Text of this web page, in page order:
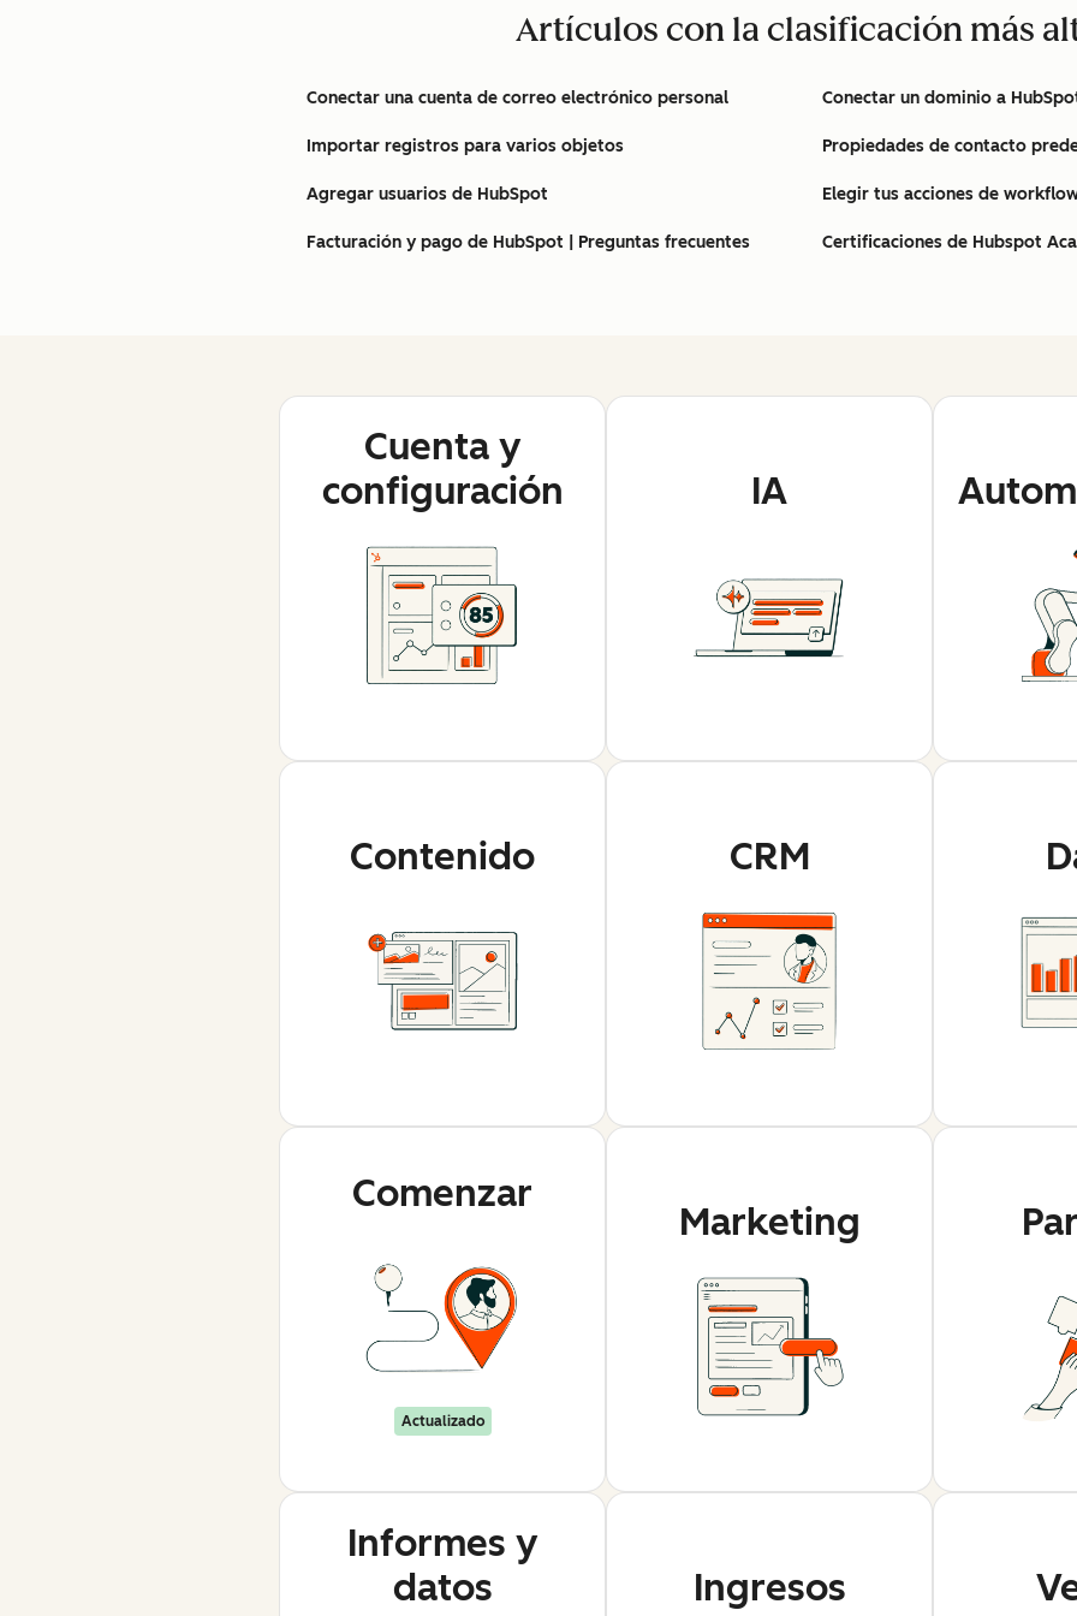
Artículos con la clasificación más
Conectar una cuenta de correo electrónico personal
Importar registros para varios objetos
Agregar usuarios de HubSpot
Facturación y pago de HubSpot | Preguntas frecuentes
Conectar un dominio a
Propiedades de contacto
Elegir tus acciones de
Certificaciones de Hubspot
Cuenta y
configuración
IA
Contenido CRM
Actualizado
Comenzar
Marketing
Informes y
datos
Ingresos